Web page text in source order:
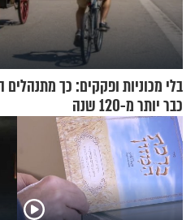
בלי מכוניות ופקקים: כך
כבר יותר מ-120 שנה